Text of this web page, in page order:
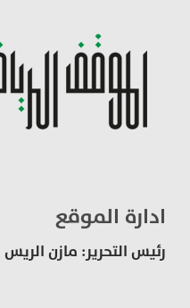
ادارة الموقع
رئيس التحرير: مازن الريس